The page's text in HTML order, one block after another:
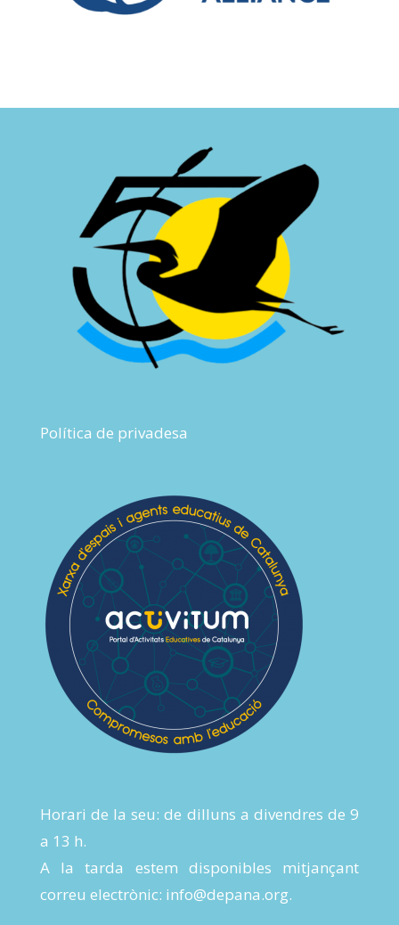
Política de privadesa
Horari de la seu: de dilluns a divendres de 9
a 13 h.
A la tarda estem disponibles mitjançant
correu electrònic: info@depana.org.